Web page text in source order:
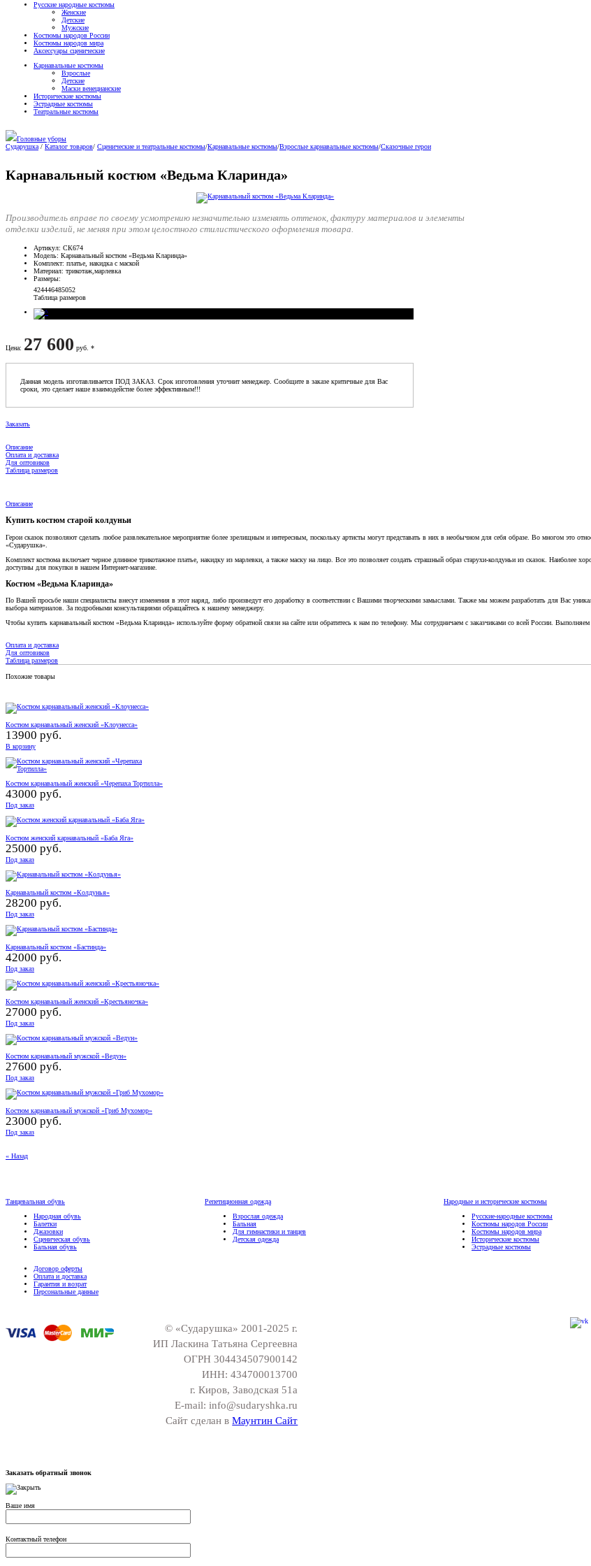
Русские народные костюмы
Женские
Детские
Мужские
Костюмы народов России
Костюмы народов мира
Аксессуары сценические
Карнавальные костюмы
Взрослые
Детские
Маски венецианские
Исторические костюмы
Эстрадные костюмы
Театральные костюмы
Головные уборы
Сударушка / Каталог товаров/ Сценические и театральные костюмы/Карнавальные костюмы/Взрослые карнавальные костюмы/Сказочные герои
Карнавальный костюм «Ведьма Кларинда»
Производитель вправе по своему усмотрению незначительно изменять оттенок, фактуру материалов и элементы
отделки изделий, не меняя при этом целостного стилистического оформления товара.
Артикул: СК674
Модель: Карнавальный костюм «Ведьма Кларинда»
Комплект: платье, накидка с маской
Материал: трикотаж,марлевка
Размеры:
424446485052
Таблица размеров
Цена: 27 600 руб. *
Данная модель изготавливается ПОД ЗАКАЗ. Срок изготовления уточнит менеджер. Сообщите в заказе критичные для Вас
сроки, это сделает наше взаимодейстие более эффективным!!!
Заказать
Описание
Оплата и доставка
Для оптовиков
Таблица размеров
Описание
Купить костюм старой колдуньи
Герои сказок позволяют сделать любое развлекательное мероприятие более зрелищным и интересным, поскольку артисты могут представать в них в необычном для себя образе. Во многом это
«Сударушка».
Комплект костюма включает черное длинное трикотажное платье, накидку из марлевки, а также маску на лицо. Все это позволяет создать страшный образ старухи-колдуньи из сказок. Наиболее
доступны для покупки в нашем Интернет-магазине.
Костюм «Ведьма Кларинда»
По Вашей просьбе наши специалисты внесут изменения в этот наряд, либо произведут его доработку в соответствии с Вашими творческими замыслами. Также мы можем разработать для Вас
выбора материалов. За подробными консультациями обращайтесь к нашему менеджеру.
Чтобы купить карнавальный костюм «Ведьма Кларинда» используйте форму обратной связи на сайте или обратитесь к нам по телефону. Мы сотрудничаем с заказчиками со всей России. Выполняем
Оплата и доставка
Для оптовиков
Таблица размеров
Похожие товары
Костюм карнавальный женский «Клоунесса»
13900 руб.
В корзину
Костюм карнавальный женский «Черепаха Тортилла»
43000 руб.
Под заказ
Костюм женский карнавальный «Баба Яга»
25000 руб.
Под заказ
Карнавальный костюм «Колдунья»
28200 руб.
Под заказ
Карнавальный костюм «Бастинда»
42000 руб.
Под заказ
Костюм карнавальный женский «Крестьяночка»
27000 руб.
Под заказ
Костюм карнавальный мужской «Ведун»
27600 руб.
Под заказ
Костюм карнавальный мужской «Гриб Мухомор»
23000 руб.
Под заказ
« Назад
Танцевальная обувь
Народная обувь
Балетки
Джазовки
Сценическая обувь
Бальная обувь
Репетиционная одежда
Взрослая одежда
Бальная
Для гимнастики и танцев
Детская одежда
Народные и исторические костюмы
Русские-народные костюмы
Костюмы народов России
Костюмы народов мира
Исторические костюмы
Эстрадные костюмы
Договор оферты
Оплата и доставка
Гарантия и возрат
Персональные данные
© «Сударушка» 2001-2025 г.
ИП Ласкина Татьяна Сергеевна
ОГРН 304434507900142
ИНН: 434700013700
г. Киров, Заводская 51а
E-mail: info@sudaryshka.ru
Сайт сделан вМаунтин Сайт
Заказать обратный звонок
Ваше имя
Контактный телефон